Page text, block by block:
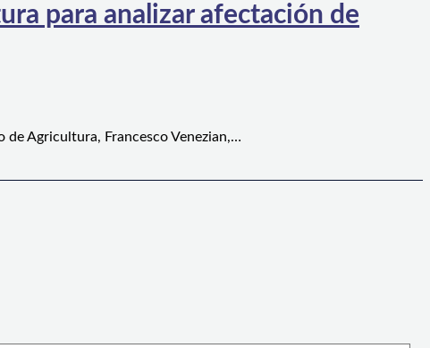
para analizar afectación de
Agricultura, Francesco Venezian,…